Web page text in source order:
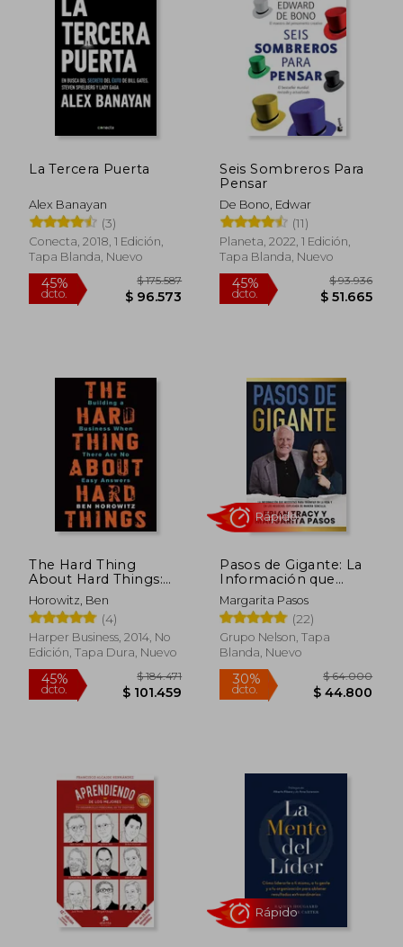
Rápido
La Tercera Puerta
Alex Banayan
(3)
Conecta, 2018, 1 Edición,
Tapa Blanda, Nuevo
45%
$ 96.573
Seis Sombreros Para
Pensar
De Bono, Edwar
(11)
Planeta, 2022, 1 Edición,
Tapa Blanda, Nuevo
45%
dcto.
The Hard Thing
About Hard Things:
Building a Business
When There Are No
Easy Answers (en
Inglés)
Horowitz, Ben
(4)
Harper Business, 2014, No
Edición, Tapa Dura, Nuevo
Pasos de Gigante: La
Información que
Necesitas Para
Triunfar en la Vida y
en los Negocios,
Explicada de Manera
Sencilla
Margarita Pasos
(22)
Grupo Nelson, Tapa
Blanda, Nuevo